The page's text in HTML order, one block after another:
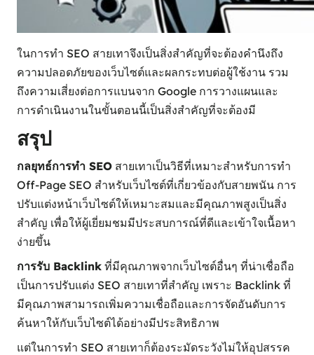
ในการทำ SEO สายเทาจึงเป็นสิ่งสำคัญที่จะต้องคำนึงถึง
ความปลอดภัยของเว็บไซต์และผลกระทบต่อผู้ใช้งาน รวม
ถึงความเสี่ยงต่อการแบนจาก Google การวางแผนและ
การดำเนินงานในขั้นตอนนี้เป็นสิ่งสำคัญที่จะต้องมี
สรุป
กลยุทธ์การทำ SEO สายเทาเป็นวิธีที่เหมาะสำหรับการทำ
Off-Page SEO สำหรับเว็บไซต์ที่เกี่ยวข้องกับสายพนัน การ
ปรับแต่งหน้าเว็บไซต์ให้เหมาะสมและมีคุณภาพสูงเป็นสิ่ง
สำคัญ เพื่อให้ผู้เยี่ยมชมมีประสบการณ์ที่ดีและเข้าใจเนื้อหา
ง่ายขึ้น
การรับ Backlink ที่มีคุณภาพจากเว็บไซต์อื่นๆ ที่น่าเชื่อถือ
เป็นการปรับแต่ง SEO สายเทาที่สำคัญ เพราะ Backlink ที่
มีคุณภาพสามารถเพิ่มความเชื่อถือและการจัดอันดับการ
ค้นหาให้กับเว็บไซต์ได้อย่างมีประสิทธิภาพ
แต่ในการทำ SEO สายเทาก็ต้องระมัดระวังไม่ให้อุปสรรค